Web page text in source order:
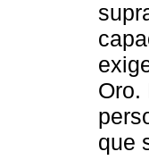
Oro.
que